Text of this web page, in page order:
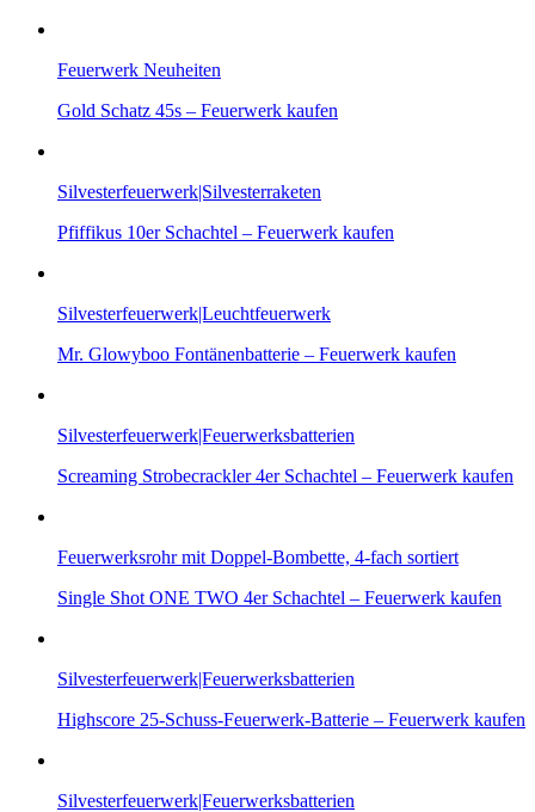
Feuerwerk Neuheiten
Gold Schatz 45s – Feuerwerk kaufen
Silvesterfeuerwerk|Silvesterraketen
Pfiffikus 10er Schachtel – Feuerwerk kaufen
Silvesterfeuerwerk|Leuchtfeuerwerk
Mr. Glowyboo Fontänenbatterie – Feuerwerk kaufen
Silvesterfeuerwerk|Feuerwerksbatterien
Screaming Strobecrackler 4er Schachtel – Feuerwerk kaufen
Feuerwerksrohr mit Doppel-Bombette, 4-fach sortiert
Single Shot ONE TWO 4er Schachtel – Feuerwerk kaufen
Silvesterfeuerwerk|Feuerwerksbatterien
Highscore 25-Schuss-Feuerwerk-Batterie – Feuerwerk kaufen
Silvesterfeuerwerk|Feuerwerksbatterien